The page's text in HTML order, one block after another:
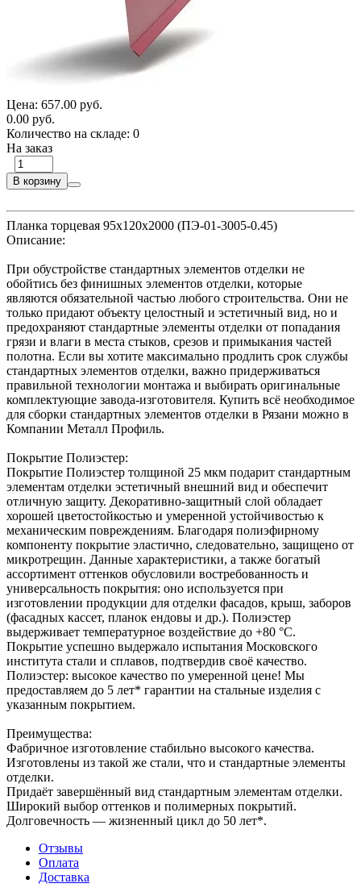
Цена: 657.00 руб.
0.00 руб.
Количество на складе: 0
На заказ
В корзину
Планка торцевая 95х120х2000 (ПЭ-01-3005-0.45)
Описание:
При обустройстве стандартных элементов отделки не
обойтись без финишных элементов отделки, которые
являются обязательной частью любого строительства. Они не
только придают объекту целостный и эстетичный вид, но и
предохраняют стандартные элементы отделки от попадания
грязи и влаги в места стыков, срезов и примыкания частей
полотна. Если вы хотите максимально продлить срок службы
стандартных элементов отделки, важно придерживаться
правильной технологии монтажа и выбирать оригинальные
комплектующие завода-изготовителя. Купить всё необходимое
для сборки стандартных элементов отделки в Рязани можно в
Компании Металл Профиль.
Покрытие Полиэстер:
Покрытие Полиэстер толщиной 25 мкм подарит стандартным
элементам отделки эстетичный внешний вид и обеспечит
отличную защиту. Декоративно-защитный слой обладает
хорошей цветостойкостью и умеренной устойчивостью к
механическим повреждениям. Благодаря полиэфирному
компоненту покрытие эластично, следовательно, защищено от
микротрещин. Данные характеристики, а также богатый
ассортимент оттенков обусловили востребованность и
универсальность покрытия: оно используется при
изготовлении продукции для отделки фасадов, крыш, заборов
(фасадных кассет, планок ендовы и др.). Полиэстер
выдерживает температурное воздействие до +80 °С.
Покрытие успешно выдержало испытания Московского
института стали и сплавов, подтвердив своё качество.
Полиэстер: высокое качество по умеренной цене! Мы
предоставляем до 5 лет* гарантии на стальные изделия с
указанным покрытием.
Преимущества:
Фабричное изготовление стабильно высокого качества.
Изготовлены из такой же стали, что и стандартные элементы
отделки.
Придаёт завершённый вид стандартным элементам отделки.
Широкий выбор оттенков и полимерных покрытий.
Долговечность — жизненный цикл до 50 лет*.
Отзывы
Оплата
Доставка